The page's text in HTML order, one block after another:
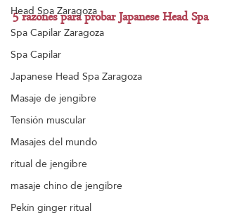
Head Spa Zaragoza
Spa Capilar Zaragoza
Spa Capilar
Japanese Head Spa Zaragoza
Masaje de jengibre
Tensión muscular
Masajes del mundo
ritual de jengibre
masaje chino de jengibre
Pekín ginger ritual
5 razones para probar Japanese Head Spa